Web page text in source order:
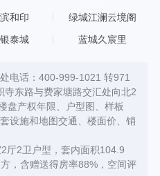
和印 绿城江澜云境阁
泰城 蓝城久宸里
电话：400-999-1021 转971
寺东路与费家塘路交汇处向北2
盘产权年限、户型图、样板
设施和地图交通、楼面价、销
厅2卫户型，套内面积104.9
，含赠送得房率88%，空间评